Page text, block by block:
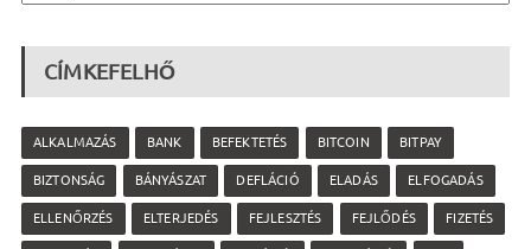
CÍMKEFELHŐ
ALKALMAZÁS BANK BEFEKTETÉS BITCOIN BITPAY
BIZTONSÁG BÁNYÁSZAT DEFLÁCIÓ ELADÁS ELFOGADÁS
ELLENŐRZÉS ELTERJEDÉS FEJLESZTÉS FEJLŐDÉS FIZETÉS